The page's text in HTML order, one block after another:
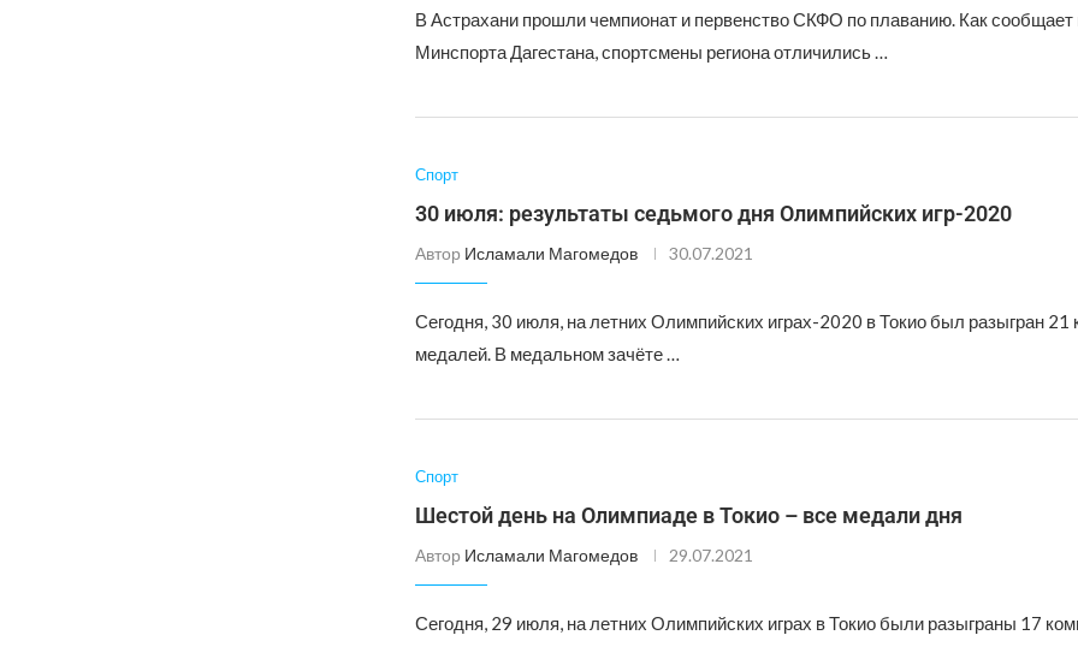
В Астрахани прошли чемпионат и первенство СКФО по плаванию. Как
Минспорта Дагестана, спортсмены региона отличились …
Спорт
30 июля: результаты седьмого дня Олимпийских игр-2020
Автор Исламали Магомедов 30.07.2021
Сегодня, 30 июля, на летних Олимпийских играх-2020 в Токио был разыгран 21
медалей. В медальном зачёте …
Спорт
Шестой день на Олимпиаде в Токио – все медали дня
Автор Исламали Магомедов 29.07.2021
Сегодня, 29 июля, на летних Олимпийских играх в Токио были разыграны 17